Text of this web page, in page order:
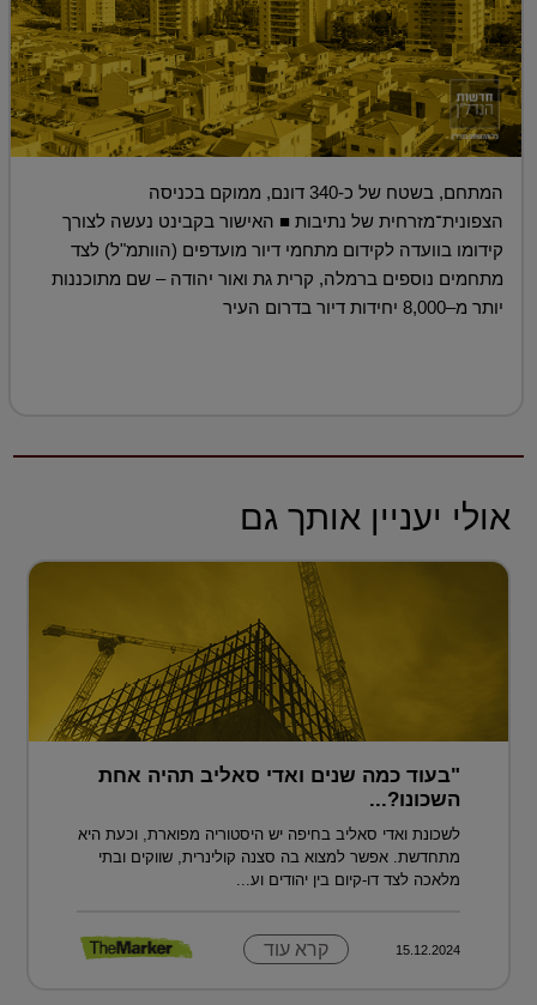
המתחם, בשטח של כ-340 דונם, ממוקם בכניסה
הצפונית־מזרחית של נתיבות ■ האישור בקבינט נעשה לצורך
קידומו בוועדה לקידום מתחמי דיור מועדפים (הוותמ"ל) לצד
מתחמים נוספים ברמלה, קרית גת ואור יהודה – שם מתוכננות
יותר מ–8,000 יחידות דיור בדרום העיר
אולי יעניין אותך גם
"בעוד כמה שנים ואדי סאליב תהיה אחת
השכונו?...
לשכונת ואדי סאליב בחיפה יש היסטוריה מפוארת, וכעת היא
מתחדשת. אפשר למצוא בה סצנה קולינרית, שווקים ובתי
מלאכה לצד דו-קיום בין יהודים וע...
15.12.2024 קרא עוד